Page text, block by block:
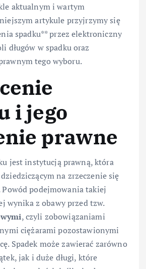
aktualnym i wartym
artykule przyjrzymy się
spadku** przez elektroniczny
długów w spadku oraz
tego wyboru.
i jego
prawne
jest instytucją prawną, która
na zrzeczenie się
Powód podejmowania takiej
wynika z obawy przed tzw.
, czyli zobowiązaniami
ciężarami pozostawionymi
Spadek może zawierać zarówno
jak i duże długi, które